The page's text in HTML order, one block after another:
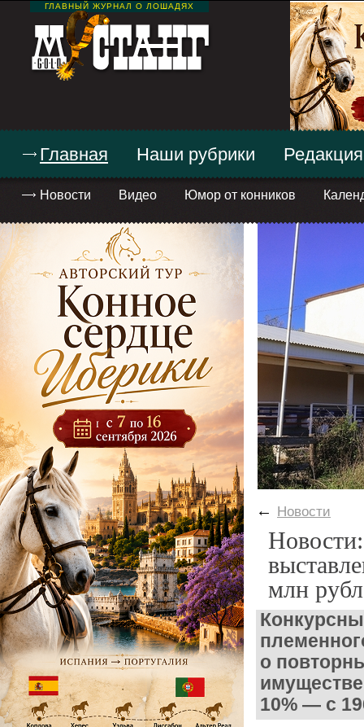
ГЛАВНЫЙ ЖУРНАЛ О ЛОШАДЯХ
Главная
Новости Видео Юмор от конников
Наши рубрики Редакция
← Новости
млн
о
10% — с